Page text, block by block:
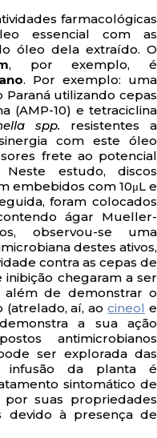
farmacológicas
essencial com as
óleo dela extraído. O
, por exemplo, é
. Por exemplo: uma
Paraná utilizando cepas
(AMP-10) e tetraciclina
spp. resistentes a
com este óleo
frete ao potencial
Neste estudo, discos
embebidos com 10μL e
foram colocados
ágar Mueller-
observou-se uma
destes ativos,
contra as cepas de
inibição chegaram a ser
de demonstrar o
(atrelado, aí, aocineol e
a sua ação
antimicrobianos
ser explorada das
infusão da planta é
sintomático de
por suas propriedades
devido à presença de